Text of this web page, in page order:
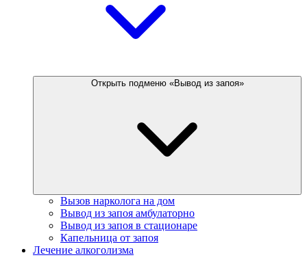
Открыть подменю «Вывод из запоя»
Вызов нарколога на дом
Вывод из запоя амбулаторно
Вывод из запоя в стационаре
Капельница от запоя
Лечение алкоголизма